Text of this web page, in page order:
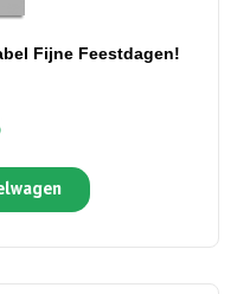
Fijne Feestdagen!